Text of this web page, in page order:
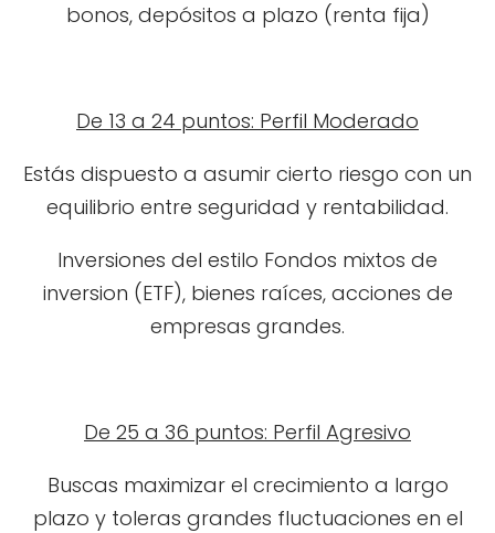
bonos, depósitos a plazo (renta fija)
De 13 a 24 puntos: Perfil Moderado
Estás dispuesto a asumir cierto riesgo con un
equilibrio entre seguridad y rentabilidad.
Inversiones del estilo Fondos mixtos de
inversion (ETF), bienes raíces, acciones de
empresas grandes.
De 25 a 36 puntos: Perfil Agresivo
Buscas maximizar el crecimiento a largo
plazo y toleras grandes fluctuaciones en el